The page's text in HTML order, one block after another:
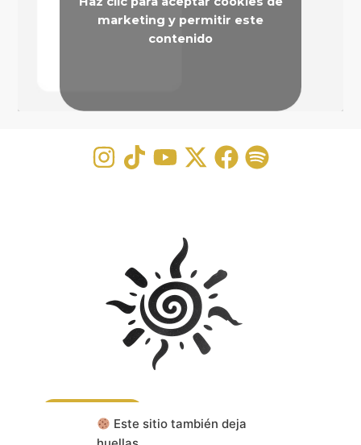
Este sitio también deja
marketing y permitir este
contenido